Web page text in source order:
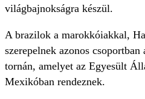
világbajnokságra készül.
A brazilok a marokkóiakkal,
szerepelnek azonos
tornán, amelyet az Egyesült
Mexikóban rendeznek.